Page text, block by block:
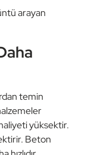
arayan
temin
yüksektir.
Beton